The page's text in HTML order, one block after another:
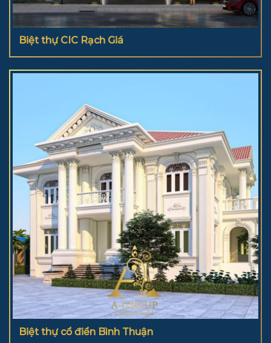
Biệt thự CIC Rạch Giá
Biệt thự cổ điển Bình Thuận